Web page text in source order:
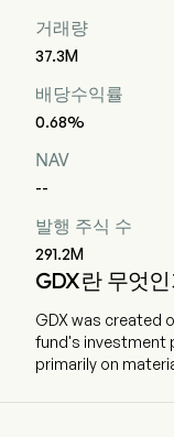
거래량
37.3M
배당수익률
0.68%
NAV
--
발행 주식 수
291.2M
GDX란 무엇
GDX was created
fund's investment
primarily on